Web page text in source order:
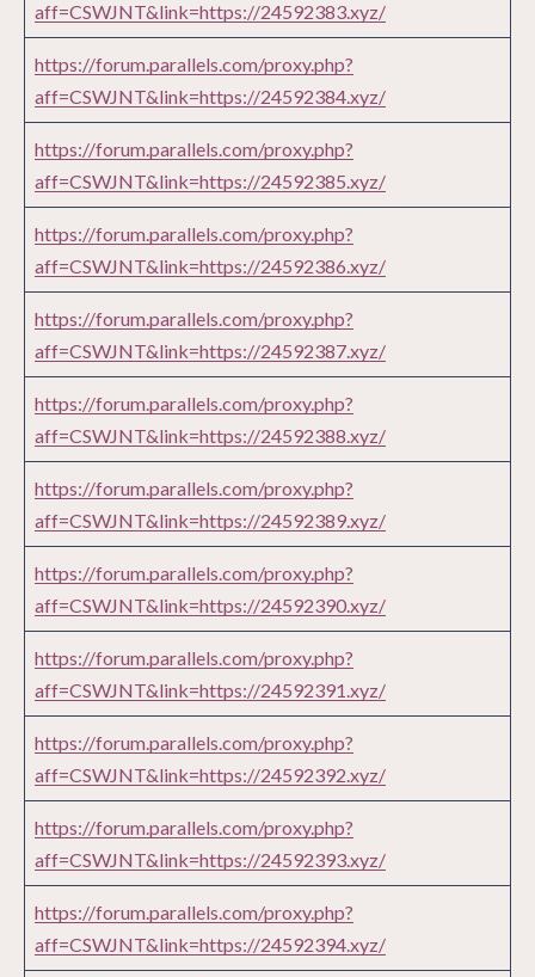
aff=CSWJNT&link=https://24592383.xyz/
https://forum.parallels.com/proxy.php?
aff=CSWJNT&link=https://24592384.xyz/
https://forum.parallels.com/proxy.php?
aff=CSWJNT&link=https://24592385.xyz/
https://forum.parallels.com/proxy.php?
aff=CSWJNT&link=https://24592386.xyz/
https://forum.parallels.com/proxy.php?
aff=CSWJNT&link=https://24592387.xyz/
https://forum.parallels.com/proxy.php?
aff=CSWJNT&link=https://24592388.xyz/
https://forum.parallels.com/proxy.php?
aff=CSWJNT&link=https://24592389.xyz/
https://forum.parallels.com/proxy.php?
aff=CSWJNT&link=https://24592390.xyz/
https://forum.parallels.com/proxy.php?
aff=CSWJNT&link=https://24592391.xyz/
https://forum.parallels.com/proxy.php?
aff=CSWJNT&link=https://24592392.xyz/
https://forum.parallels.com/proxy.php?
aff=CSWJNT&link=https://24592393.xyz/
https://forum.parallels.com/proxy.php?
aff=CSWJNT&link=https://24592394.xyz/